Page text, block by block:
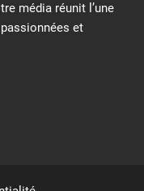
média réunit l’une
et